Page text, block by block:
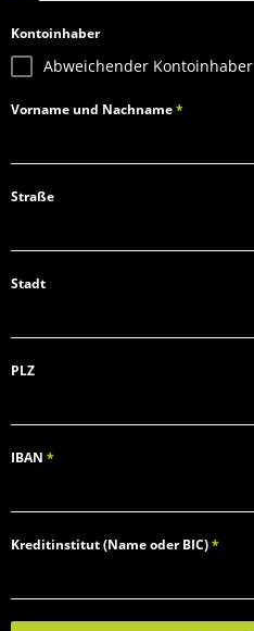
Kontoinhaber
Abweichender Kontoinhaber
Vorname und Nachname*
Straße
Stadt
PLZ
IBAN *
Kreditinstitut (Name oder BIC)*